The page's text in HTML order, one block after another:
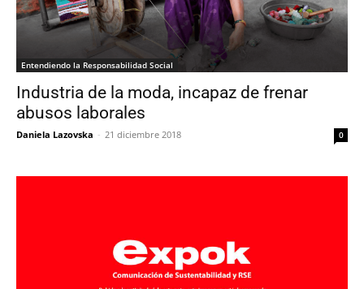
Entendiendo la Responsabilidad Social
Industria de la moda, incapaz de frenar
abusos laborales
Daniela Lazovska - 21 diciembre 2018 0